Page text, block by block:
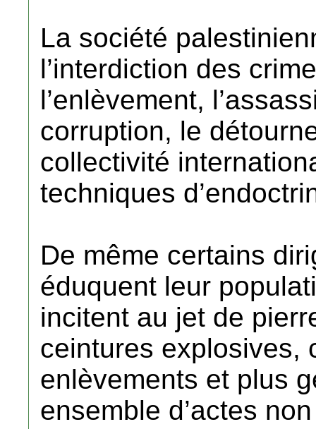
La société
l’interdiction des
l’enlèvement,
corruption, le
collectivité
techniques
De même certains
éduquent leur
incitent au jet de
ceintures explosives,
enlèvements et plus
ensemble d’actes